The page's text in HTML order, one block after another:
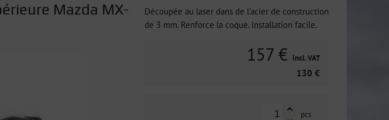
Mazda MX-
Découpée au laser dans de l'acier de construction
de 3 mm. Renforce la coque. Installation facile.
157 € incl. VAT
130 €
pcs